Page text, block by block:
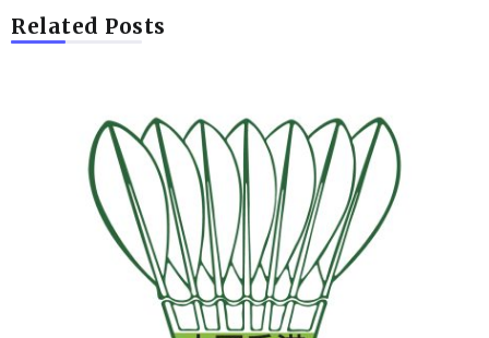
Related Posts